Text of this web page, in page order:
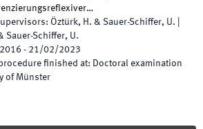
: Öztürk, H. & Sauer-Schiffer, U.
Sauer-Schiffer, U.
- 21/02/2023
finished at: Doctoral examination
of Münster